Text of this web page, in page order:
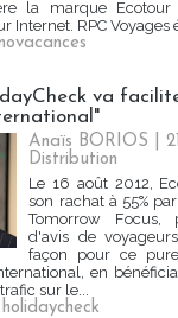
la marque Ecotour
Internet. RPC Voyages
va
Anaïs BORIOS |
Distribution
Le 16 août 2012,
son rachat à 55%
Tomorrow Focus,
d'avis de
façon pour ce
en
sur le...
holidaycheck